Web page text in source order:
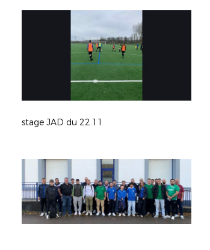
stage JAD du 22.11